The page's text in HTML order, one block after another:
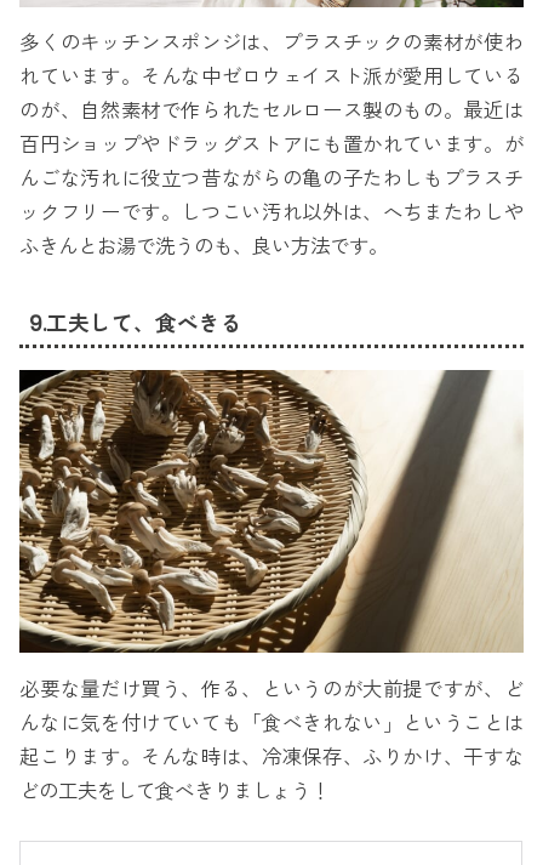
多くのキッチンスポンジは、プラスチックの素材が使わ
れています。そんな中ゼロウェイスト派が愛用している
のが、自然素材で作られたセルロース製のもの。最近は
百円ショップやドラッグストアにも置かれています。が
んごな汚れに役立つ昔ながらの亀の子たわしもプラスチ
ックフリーです。しつこい汚れ以外は、へちまたわしや
ふきんとお湯で洗うのも、良い方法です。
9.工夫して、食べきる
必要な量だけ買う、作る、というのが大前提ですが、ど
んなに気を付けていても「食べきれない」ということは
起こります。そんな時は、冷凍保存、ふりかけ、干すな
どの工夫をして食べきりましょう！